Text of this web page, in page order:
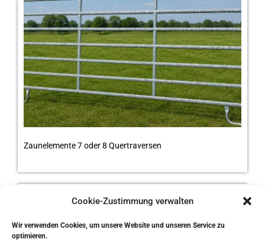
Cookie-Zustimmung verwalten
Wir verwenden Cookies, um unsere Website und unseren Service zu
optimieren.
Zaunelemente 7 oder 8 Quertraversen